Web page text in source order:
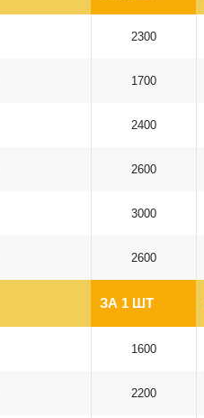
2300
1700
2400
2600
3000
2600
ЗА 1 ШТ
1600
2200